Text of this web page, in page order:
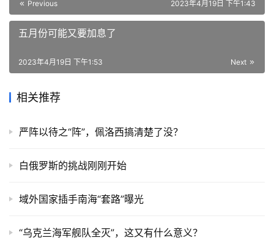
Previous 2023年4月19日 下午1:43
五月份可能又要加息了
Next
2023年4月19日 下午1:53
相关推荐
严阵以待之“阵”，佩洛西搞清楚了没？
白俄罗斯的挑战刚刚开始
域外国家插手南海“套路”曝光
“乌克兰海军舰队全灭”，这又有什么意义？